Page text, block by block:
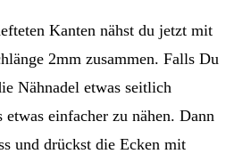
Kanten nähst du jetzt mit
2mm zusammen. Falls Du
Nähnadel etwas seitlich
etwas einfacher zu nähen. Dann
und drückst die Ecken mit